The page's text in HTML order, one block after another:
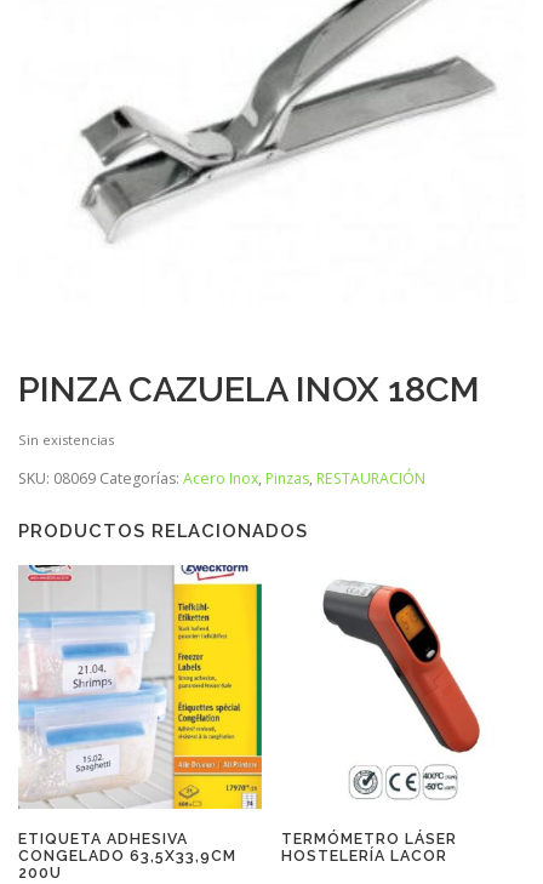
PINZA CAZUELA INOX 18CM
Sin existencias
SKU: 08069 Categorías: Acero Inox, Pinzas, RESTAURACIÓN
PRODUCTOS RELACIONADOS
ETIQUETA ADHESIVA
CONGELADO 63,5X33,9CM
200U
TERMÓMETRO LÁSER
HOSTELERÍA LACOR